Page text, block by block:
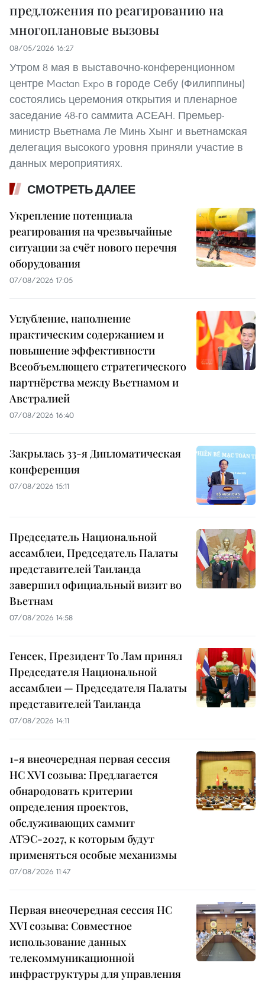
предложения по реагированию на
многоплановые вызовы
08/05/2026 16:27
Утром 8 мая в выставочно-конференционном
центре Mactan Expo в городе Себу (Филиппины)
состоялись церемония открытия и пленарное
заседание 48-го саммита АСЕАН. Премьер-
министр Вьетнама Ле Минь Хынг и вьетнамская
делегация высокого уровня приняли участие в
данных мероприятиях.
СМОТРЕТЬ ДАЛЕЕ
Укрепление потенциала
реагирования на чрезвычайные
ситуации за счёт нового перечня
оборудования
07/08/2026 17:05
Углубление, наполнение
практическим содержанием и
повышение эффективности
Всеобъемлющего стратегического
партнёрства между Вьетнамом и
Австралией
07/08/2026 16:40
Закрылась 33-я Дипломатическая
конференция
07/08/2026 15:11
Председатель Национальной
ассамблеи, Председатель Палаты
представителей Таиланда
завершил официальный визит во
Вьетнам
07/08/2026 14:58
Генсек, Президент То Лам принял
Председателя Национальной
ассамблеи — Председателя Палаты
представителей Таиланда
07/08/2026 14:11
1-я внеочередная первая сессия
НС XVI созыва: Предлагается
обнародовать критерии
определения проектов,
обслуживающих саммит
АТЭС-2027, к которым будут
применяться особые механизмы
07/08/2026 11:47
Первая внеочередная сессия НС
XVI созыва: Совместное
использование данных
телекоммуникационной
инфраструктуры для управления